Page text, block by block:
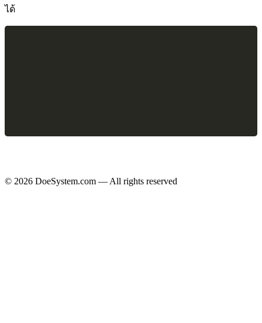
ได้
© 2026 DoeSystem.com — All rights reserved